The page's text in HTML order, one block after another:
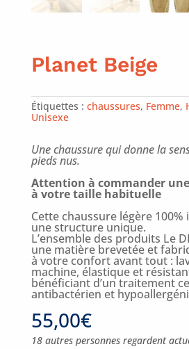
Planet Beige
Étiquettes : chaussures, Femme,
Unisexe
Une chaussure qui donne la
pieds nus.
Attention à commander
à votre taille habituelle
Cette chaussure légère
une structure unique.
L’ensemble des produits Le
une matière brevetée et
à votre confort avant tout :
machine, élastique et
bénéficiant d’un traitement
antibactérien et
55,00€
18 autres personnes regardent